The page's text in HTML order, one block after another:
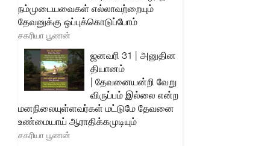
நம்முடையவைகள் எல்லாவற்றையும்
தேவனுக்கு ஒப்புக்கொடுப்போம்
சகரியா பூணன்
ஜனவரி 31 | அனுதின
தியானம்
| தேவனையன்றி வேறு
விருப்பம் இல்லை என்ற
மனநிலையுள்ளவர்கள் மட்டுமே தேவனை
உண்மையாய் ஆராதிக்கமுடியும்
சகரியா பூணன்